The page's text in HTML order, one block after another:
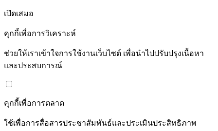
เปิดเสมอ
คุกกี้เพื่อการวิเคราะห์
ช่วยให้เราเข้าใจการใช้งานเว็บไซต์ เพื่อนำไปปรับปรุงเนื้อหา
และประสบการณ์
คุกกี้เพื่อการตลาด
ใช้เพื่อการสื่อสารประชาสัมพันธ์และประเมินประสิทธิภาพ